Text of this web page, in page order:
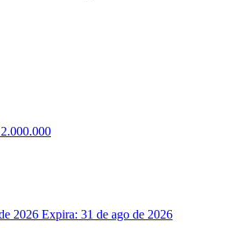
2026 Expira: 31 de ago de 2026